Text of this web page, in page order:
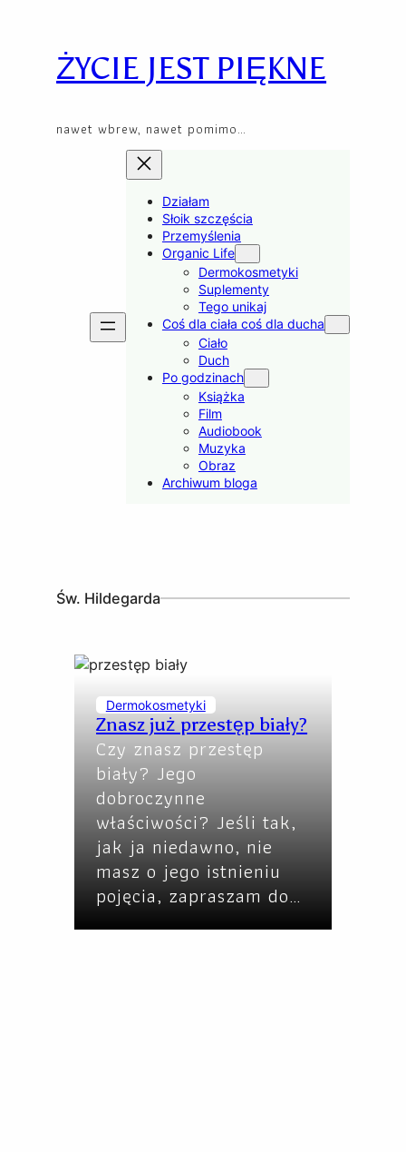
contentŻYCIE JEST PIĘKNE
nawet wbrew, nawet pomimo…
Działam
Słoik szczęścia
Przemyślenia
Organic Life
Dermokosmetyki
Suplementy
Tego unikaj
Coś dla ciała coś dla ducha
Ciało
Duch
Po godzinach
Książka
Film
Audiobook
Muzyka
Obraz
Archiwum bloga
Św. Hildegarda
Dermokosmetyki
Znasz już przestęp biały?
Czy znasz przestęp
biały? Jego
dobroczynne
właściwości? Jeśli tak,
jak ja niedawno, nie
masz o jego istnieniu
pojęcia, zapraszam do…